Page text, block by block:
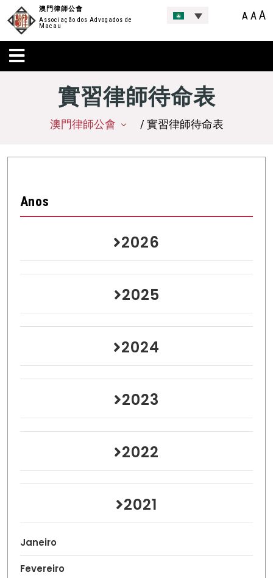
澳門律師公會
Associação dos Advogados de
Macau
A AA
實習律師待命表
澳門律師公會 / 實習律師待命表
Anos
2026
2025
2024
2023
2022
2021
Janeiro
Fevereiro